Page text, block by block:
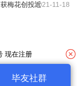
梅花创投近2021-11-18
现在注册
毕友社群